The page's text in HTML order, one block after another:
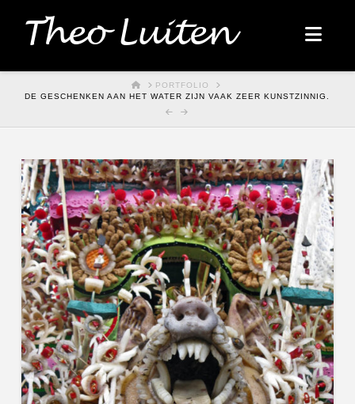
Theo Luiten
HOMEPORTFOLIO
DE GESCHENKEN AAN HET WATER ZIJN VAAK ZEER KUNSTZINNIG.